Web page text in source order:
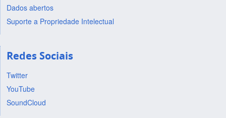
Dados abertos
Suporte a Propriedade Intelectual
Redes Sociais
Twitter
YouTube
SoundCloud